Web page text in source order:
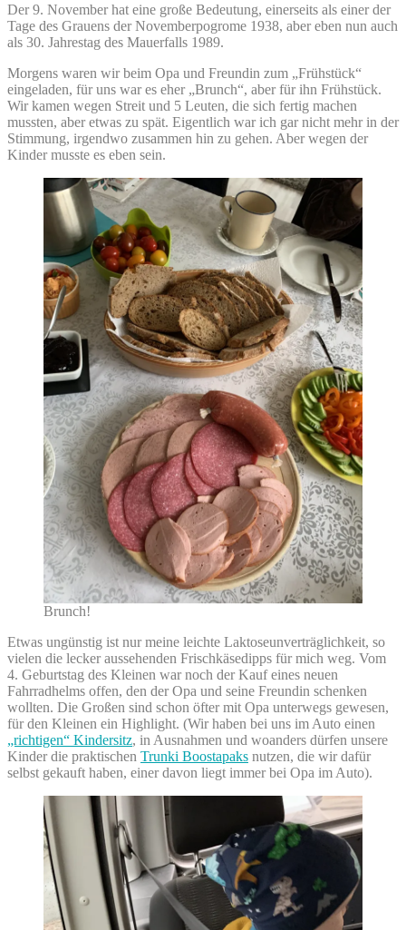
Der 9. November hat eine große Bedeutung, einerseits als einer der
Tage des Grauens der Novemberpogrome 1938, aber eben nun auch
als 30. Jahrestag des Mauerfalls 1989.
Morgens waren wir beim Opa und Freundin zum „Frühstück“
eingeladen, für uns war es eher „Brunch“, aber für ihn Frühstück.
Wir kamen wegen Streit und 5 Leuten, die sich fertig machen
mussten, aber etwas zu spät. Eigentlich war ich gar nicht mehr in der
Stimmung, irgendwo zusammen hin zu gehen. Aber wegen der
Kinder musste es eben sein.
Brunch!
Etwas ungünstig ist nur meine leichte Laktoseunverträglichkeit, so
vielen die lecker aussehenden Frischkäsedipps für mich weg. Vom
4. Geburtstag des Kleinen war noch der Kauf eines neuen
Fahrradhelms offen, den der Opa und seine Freundin schenken
wollten. Die Großen sind schon öfter mit Opa unterwegs gewesen,
für den Kleinen ein Highlight. (Wir haben bei uns im Auto einen
„richtigen“ Kindersitz, in Ausnahmen und woanders dürfen unsere
Kinder die praktischen Trunki Boostapaks nutzen, die wir dafür
selbst gekauft haben, einer davon liegt immer bei Opa im Auto).